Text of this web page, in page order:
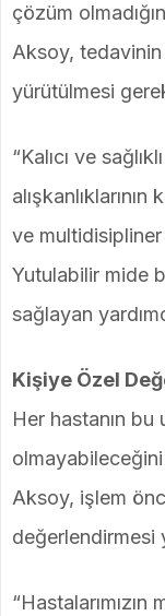
çözüm
Aksoy,
yürütülmesi
“Kalıcı ve
ve multidisipliner
Yutulabilir mide
sağlayan
Kişiye Özel
Her hastanın
Aksoy, işlem
değerlendirmesi